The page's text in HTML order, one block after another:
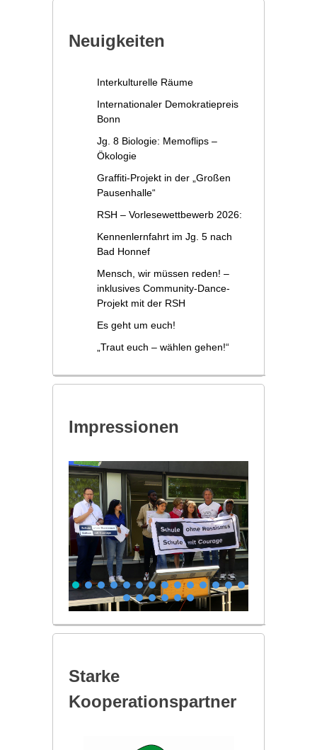
Neuigkeiten
Interkulturelle Räume
Internationaler Demokratiepreis
Bonn
Jg. 8 Biologie: Memoflips –
Ökologie
Graffiti-Projekt in der „Großen
Pausenhalle“
RSH – Vorlesewettbewerb 2026:
Kennenlernfahrt im Jg. 5 nach
Bad Honnef
Mensch, wir müssen reden! –
inklusives Community-Dance-
Projekt mit der RSH
Es geht um euch!
„Traut euch – wählen gehen!“
Impressionen
Starke
Kooperationspartner